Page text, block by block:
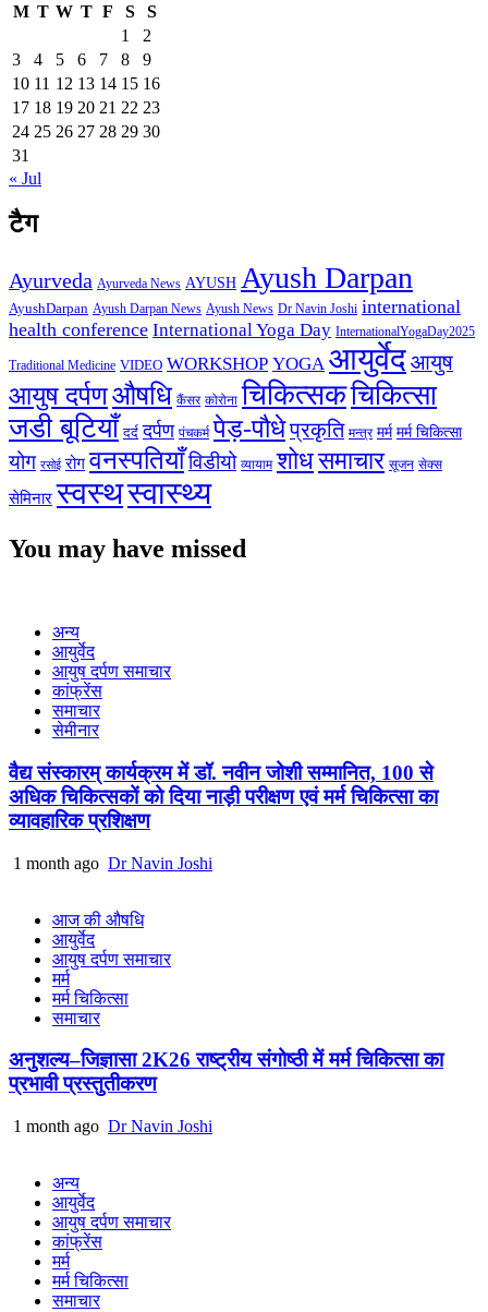
M T W T F S
S
1
2
3
4 5 6 7 8
9
10 11 12 13 14 15 16
17 18 19 20 21 22 23
24 25 26 27 28 29 30
31
« Jul
टैग
Ayurveda Ayurveda News AYUSH Ayush Darpan
AyushDarpan Ayush Darpan News Ayush News Dr Navin Joshi international
health conference International Yoga Day InternationalYogaDay2025
Traditional Medicine VIDEO WORKSHOP YOGA आयुर्वेदआयुष
आयुष दर्पणऔषधि कैंसर कोरोना चिकित्सकचिकित्सा
जडी बूटियाँ दर्द दर्पण पंचकर्म पेड़-पौधेप्रकृति मन्त्र मर्म मर्म चिकित्सा
योग रसोई रोग वनस्पतियाँविडीयो व्यायाम शोधसमाचार सूजन सेक्स
सेमिनार स्वस्थस्वास्थ्य
You may have missed
अन्य
आयुर्वेद
आयुष दर्पण समाचार
कांफ्रेंस
समाचार
सेमीनार
वैद्य संस्कारम् कार्यक्रम में डॉ. नवीन जोशी सम्मानित, 100 से
अधिक चिकित्सकों को दिया नाड़ी परीक्षण एवं मर्म चिकित्सा का
व्यावहारिक प्रशिक्षण
1 month ago Dr Navin Joshi
आज की औषधि
आयुर्वेद
आयुष दर्पण समाचार
मर्म
मर्म चिकित्सा
समाचार
अनुशल्य–जिज्ञासा 2K26 राष्ट्रीय संगोष्ठी में मर्म चिकित्सा का
प्रभावी प्रस्तुतीकरण
1 month ago Dr Navin Joshi
अन्य
आयुर्वेद
आयुष दर्पण समाचार
कांफ्रेंस
मर्म
मर्म चिकित्सा
समाचार